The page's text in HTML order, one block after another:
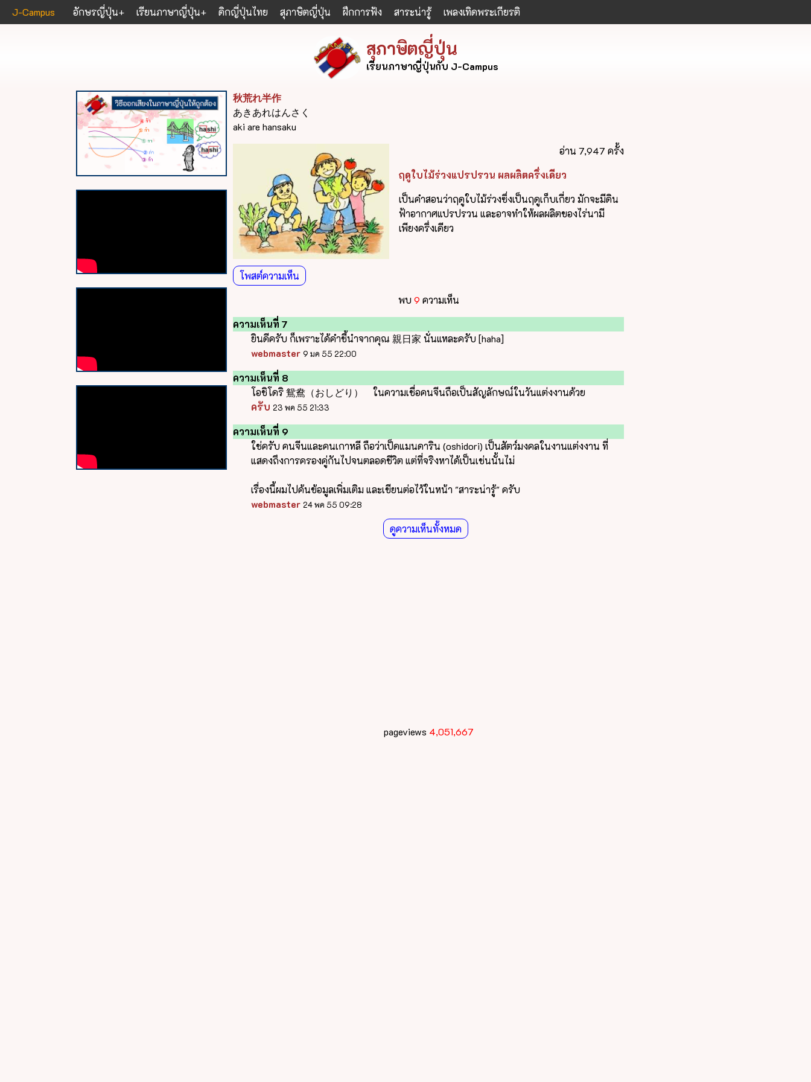
J-Campus อักษรญี่ปุ่น เรียนภาษาญี่ปุ่น ดิกญี่ปุ่นไทย สุภาษิตญี่ปุ่น ฝึกการฟัง สาระน่ารู้ เพลงเทิดพระเกียรติ
สุภาษิตญี่ปุ่น
เรียนภาษาญี่ปุ่นกับ J-Campus
秋荒れ半作
あきあれはんさく
aki are hansaku
อ่าน 7,947 ครั้ง
ฤดูใบไม้ร่วงแปรปรวน ผลผลิตครึ่งเดียว
เป็นคำสอนว่าฤดูใบไม้ร่วงซึ่งเป็นฤดูเก็บเกี่ยว มักจะมีดิน
ฟ้าอากาศแปรปรวน และอาจทำให้ผลผลิตของไร่นามี
เพียงครึ่งเดียว
โพสต์ความเห็น
พบ9 ความเห็น
ความเห็นที่ 7
ยินดีครับ ก็เพราะได้คำชี้นำจากคุณ 親日家 นั่นแหละครับ [haha]
webmaster 9 มค 55 22:00
ความเห็นที่ 8
โอชิโดริ 鴛鴦（おしどり） ในความเชื่อคนจีนถือเป็นสัญลักษณ์ในวันแต่งงานด้วย
ครับ 23 พค 55 21:33
ความเห็นที่ 9
ใช่ครับ คนจีนและคนเกาหลี ถือว่าเป็ดแมนดาริน (oshidori) เป็นสัตว์มงคลในงานแต่งงาน ที่
แสดงถึงการครองคู่กันไปจนตลอดชีวิต แต่ที่จริงหาได้เป็นเช่นนั้นไม่
เรื่องนี้ผมไปค้นข้อมูลเพิ่มเติม และเขียนต่อไว้ในหน้า "สาระน่ารู้" ครับ
webmaster 24 พค 55 09:28
ดูความเห็นทั้งหมด
pageviews 4,051,667